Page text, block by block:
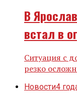
В
встал в
Ситуация с
резко
Новости4